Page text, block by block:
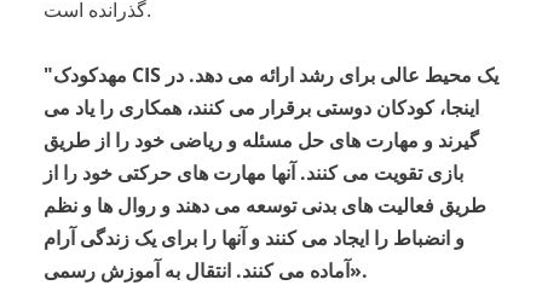
گذرانده است.
"مهدکودک CIS یک محیط عالی برای رشد ارائه می دهد. در
اینجا، کودکان دوستی برقرار می کنند، همکاری را یاد می
گیرند و مهارت های حل مسئله و ریاضی خود را از طریق
بازی تقویت می کنند. آنها مهارت های حرکتی خود را از
طریق فعالیت های بدنی توسعه می دهند و روال ها و نظم
و انضباط را ایجاد می کنند و آنها را برای یک زندگی آرام
آماده می کنند. انتقال به آموزش رسمی».